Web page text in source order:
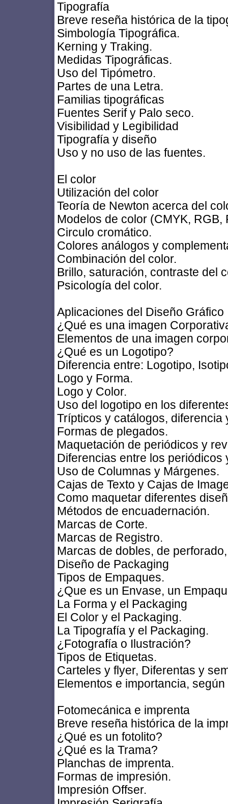
Tipografía
Breve reseña histórica de la
Simbología Tipográfica.
Kerning y Traking.
Medidas Tipográficas.
Uso del Tipómetro.
Partes de una Letra.
Familias tipográficas
Fuentes Serif y Palo seco.
Visibilidad y Legibilidad
Tipografía y diseño
Uso y no uso de las fuentes.
El color
Utilización del color
Teoría de Newton acerca del
Modelos de color (CMYK, RGB,
Circulo cromático.
Colores análogos y
Combinación del color.
Brillo, saturación, contraste del
Psicología del color.
Aplicaciones del Diseño Gráfico
¿Qué es una imagen
Elementos de una imagen
¿Qué es un Logotipo?
Diferencia entre: Logotipo,
Logo y Forma.
Logo y Color.
Uso del logotipo en los
Trípticos y catálogos, diferencia
Formas de plegados.
Maquetación de periódicos y
Diferencias entre los periódicos
Uso de Columnas y Márgenes.
Cajas de Texto y Cajas de
Como maquetar diferentes
Métodos de encuadernación.
Marcas de Corte.
Marcas de Registro.
Marcas de dobles, de
Diseño de Packaging
Tipos de Empaques.
¿Que es un Envase, un
La Forma y el Packaging
El Color y el Packaging.
La Tipografía y el Packaging.
¿Fotografía o Ilustración?
Tipos de Etiquetas.
Carteles y flyer, Diferentas y
Elementos e importancia,
Fotomecánica e imprenta
Breve reseña histórica de la
¿Qué es un fotolito?
¿Qué es la Trama?
Planchas de imprenta.
Formas de impresión.
Impresión Offser.